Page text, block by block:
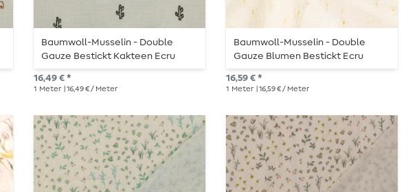
Baumwoll-Musselin - Double
Gauze Bestickt Kakteen Ecru
16,49 € *
1 Meter | 16,49 € / Meter
Baumwoll-Musselin - Double
Gauze Blumen Bestickt Ecru
16,59 € *
1 Meter | 16,59 € / Meter